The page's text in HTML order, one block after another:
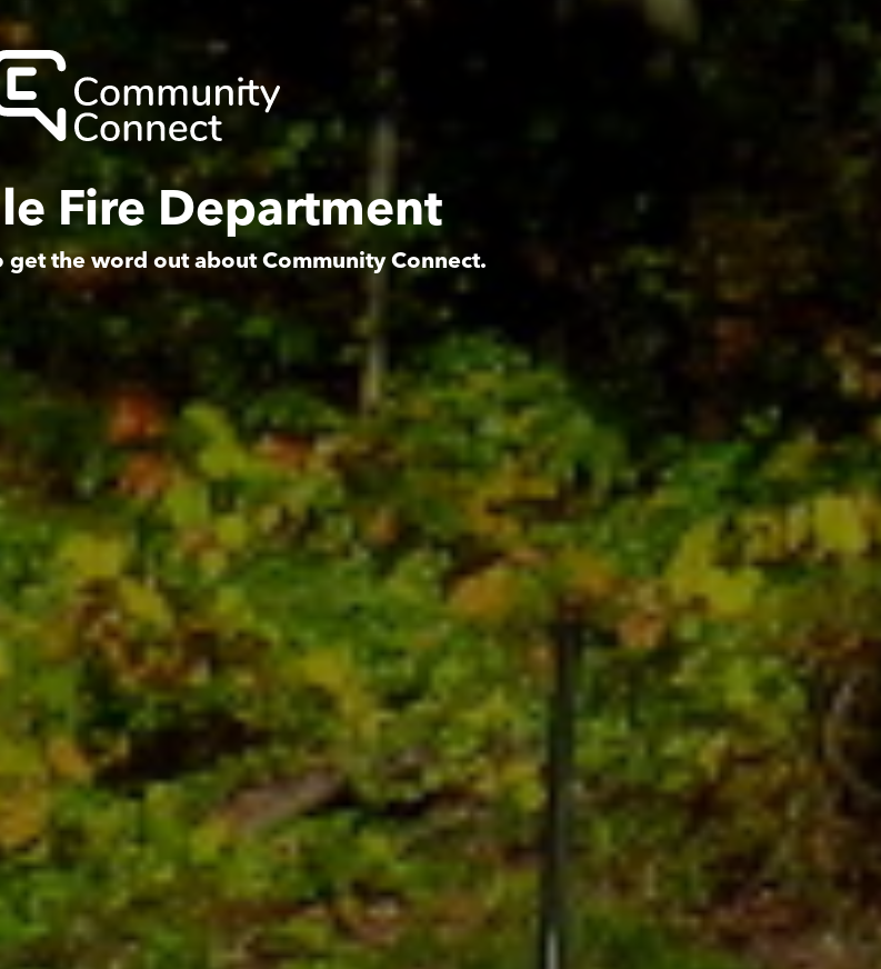
Fire Department
get the word out about Community Connect.